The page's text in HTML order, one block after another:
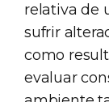
relativa de
sufrir
como
evaluar